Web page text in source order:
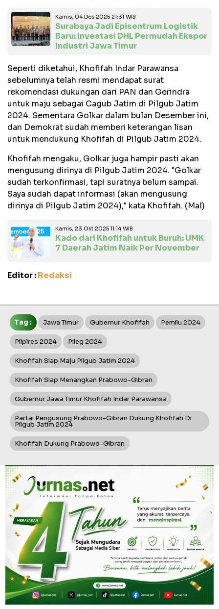
Kamis, 04 Des 2025 21:31 WIB
Surabaya Jadi Episentrum Logistik
Baru: Investasi DHL Permudah Ekspor
Industri Jawa Timur
Seperti diketahui, Khofifah Indar Parawansa
sebelumnya telah resmi mendapat surat
rekomendasi dukungan dari PAN dan Gerindra
untuk maju sebagai Cagub Jatim di Pilgub Jatim
2024. Sementara Golkar dalam bulan Desember ini,
dan Demokrat sudah memberi keterangan lisan
untuk mendukung Khofifah di Pilgub Jatim 2024.
Khofifah mengaku, Golkar juga hampir pasti akan
mengusung dirinya di Pilgub Jatim 2024. "Golkar
sudah terkonfirmasi, tapi suratnya belum sampai.
Saya sudah dapat informasi (akan mengusung
dirinya di Pilgub Jatim 2024)," kata Khofifah. (Mal)
Kamis, 23 Okt 2025 11:14 WIB
Kado dari Khofifah untuk Buruh: UMK
7 Daerah Jatim Naik Per November
Editor :Redaksi
Tag : Jawa Timur Gubernur Khofifah Pemilu 2024
Pilplres 2024 Pileg 2024
Khofifah Siap Maju Pilgub Jatim 2024
Khofifah Siap Menangkan Prabowo-Gibran
Gubernur Jawa Timur Khofifah Indar Parawansa
Partai Pengusung Prabowo-Gibran Dukung Khofifah Di
Pilgub Jatim 2024
Khofifah Dukung Prabowo-Gibran